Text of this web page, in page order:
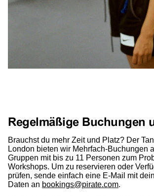
Regelmäßige Buchungen
Brauchst du mehr Zeit und Platz? Der
London bieten wir Mehrfach-Buchungen
Gruppen mit bis zu 11 Personen zum
Workshops. Um zu reservieren oder
prüfen, sende einfach eine E-Mail mit
Daten an bookings@pirate.com.